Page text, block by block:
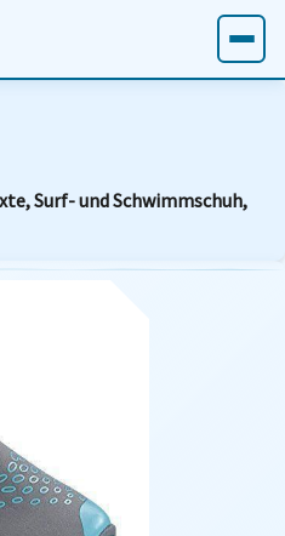
Surf- und Schwimmschuh,